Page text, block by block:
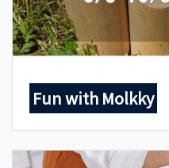
Fun with Molkky